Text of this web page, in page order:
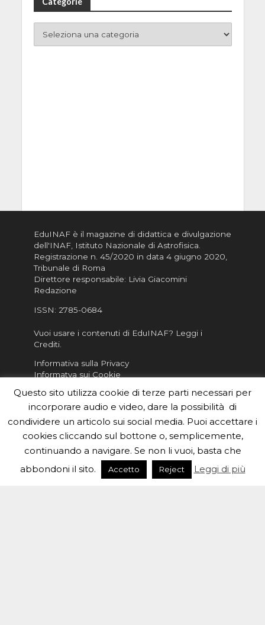
EduINAF è il magazine di didattica e divulgazione
dell'INAF, Istituto Nazionale di Astrofisica
Registrazione n. 45/2020 in data 4 giugno 2020,
Tribunale di Roma
Direttore responsabile: Livia Giacomini
Redazione
ISSN: 2785-0684
Vuoi usare i contenuti di EduINAF? Leggi i
Crediti.
Informativa sulla Privacy
Informatva sui Cookie
Per la rubrica de l'Astronomo risponde, per
inviarci le tue foto o i tuoi contributi, scrivici a
redazione.edu [chiocciola] inaf.it oppure compila
il form
Sei un insegnante? Scarica la nostrabrochureda
distribuire nella tua scuola e…
Questo sito utilizza cookie di terze parti necessari per
incorporare audio e video, dare la possibilità di
condividere un articolo sui social media. Puoi accettare i
cookies cliccando sul bottone o, semplicemente,
continuando a navigare. Se non li vuoi, basta che
abbondoni il sito.
Accetto Reject Leggi di più